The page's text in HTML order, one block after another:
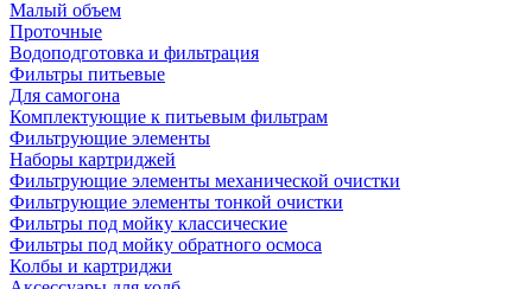
Малый объем
Проточные
Водоподготовка и фильтрация
Фильтры питьевые
Для самогона
Комплектующие к питьевым фильтрам
Фильтрующие элементы
Наборы картриджей
Фильтрующие элементы механической очистки
Фильтрующие элементы тонкой очистки
Фильтры под мойку классические
Фильтры под мойку обратного осмоса
Колбы и картриджи